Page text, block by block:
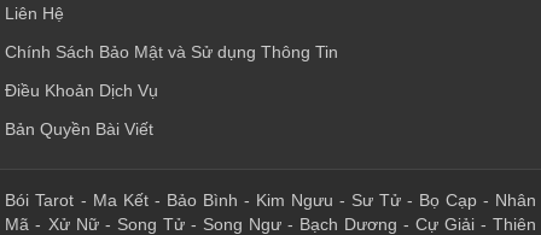
Liên Hệ
Chính Sách Bảo Mật và Sử dụng Thông Tin
Điều Khoản Dịch Vụ
Bản Quyền Bài Viết
Bói Tarot - Ma Kết- Bảo Bình - Kim Ngưu - Sư Tử- Bọ Cạp- Nhân
Mã - Xử Nữ- Song Tử- Song Ngư- Bạch Dương - Cự Giải- Thiên